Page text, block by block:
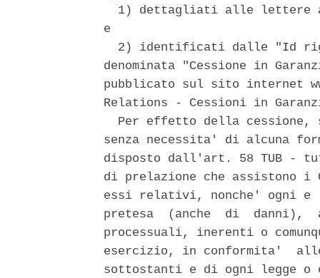
1) dettagliati alle lettere
e
2) identificati dalle "Id
denominata "Cessione in
pubblicato sul sito internet
Relations - Cessioni in
Per effetto della cessione,
senza necessita' di alcuna
disposto dall'art. 58 TUB -
di prelazione che
essi relativi, nonche' ogni
pretesa  (anche  di  danni),
processuali, inerenti o
esercizio, in conformita'
sottostanti e di ogni legge